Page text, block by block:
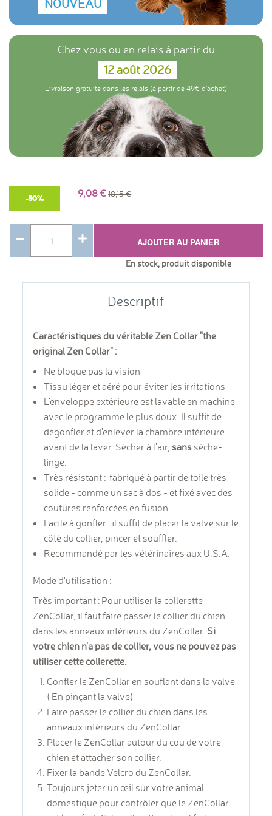
NOUVEAU
Chez vous ou en relais à partir du
12 août 2026
Livraison gratuite dans les relais (à partir de 49€ d'achat)
-50% 9,08 18,15 -
AJOUTER AU PANIER
En stock, produit disponible
Descriptif
Caractéristiques du véritable Zen Collar "the
original Zen Collar" :
Ne bloque pas la vision
Tissu léger et aéré pour éviter les irritations
L'enveloppe extérieure est lavable en machine
avec le programme le plus doux. Il suffit de
dégonfler et d'enlever la chambre intérieure
avant de la laver. Sécher à l'air, sanssèche-
linge.
Très résistant : fabriqué à partir de toile très
solide - comme un sac à dos - et fixé avec des
coutures renforcées en fusion.
Facile à gonfler : il suffit de placer la valve sur le
côté du collier, pincer et souffler.
Recommandé par les vétérinaires aux U.S.A.
Mode d'utilisation :
Très important : Pour utiliser la collerette
ZenCollar, il faut faire passer le collier du chien
dans les anneaux intérieurs du ZenCollar. Si
votre chien n'a pas de collier, vous ne pouvez pas
utiliser cette collerette.
Gonfler le ZenCollar en souflant dans la valve
( En pinçant la valve)
Faire passer le collier du chien dans les
anneaux intérieurs du ZenCollar.
Placer le ZenCollar autour du cou de votre
chien et attacher son collier.
Fixer la bande Velcro du ZenCollar.
Toujours jeter un œil sur votre animal
domestique pour contrôler que le ZenCollar